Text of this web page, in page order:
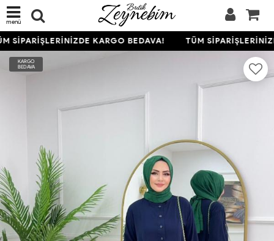
menü
SİPARİŞLERİNİZDE KARGO BEDAVA! TÜM
KARGO
BEDAVA